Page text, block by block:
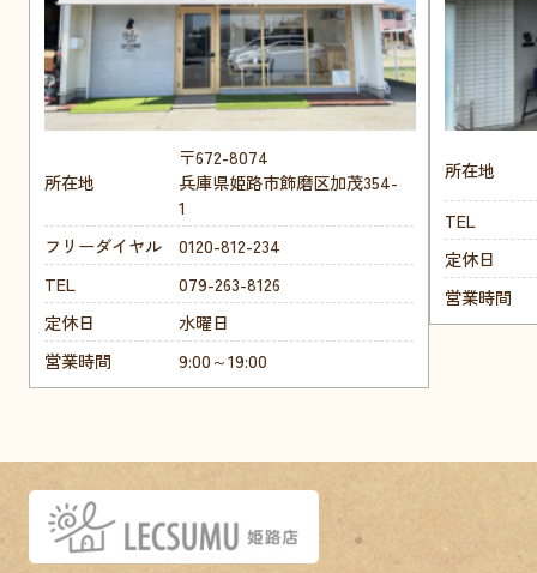
所在地
〒672-8074
兵庫県姫路市飾磨区加茂354-
1
フリーダイヤル
0120-812-234
TEL
079-263-8126
定休日
水曜日
営業時間
9:00～19:00
所在地
TEL
定休日
営業時間